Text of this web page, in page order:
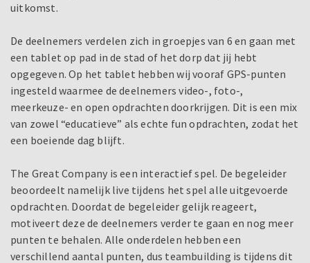
uitkomst.
De deelnemers verdelen zich in groepjes van 6 en gaan met
een tablet op pad in de stad of het dorp dat jij hebt
opgegeven. Op het tablet hebben wij vooraf GPS-punten
ingesteld waarmee de deelnemers video-, foto-,
meerkeuze- en open opdrachten doorkrijgen. Dit is een mix
van zowel “educatieve” als echte fun opdrachten, zodat het
een boeiende dag blijft.
The Great Company is een interactief spel. De begeleider
beoordeelt namelijk live tijdens het spel alle uitgevoerde
opdrachten. Doordat de begeleider gelijk reageert,
motiveert deze de deelnemers verder te gaan en nog meer
punten te behalen. Alle onderdelen hebben een
verschillend aantal punten, dus teambuilding is tijdens dit